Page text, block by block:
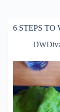
6 STEPS TO